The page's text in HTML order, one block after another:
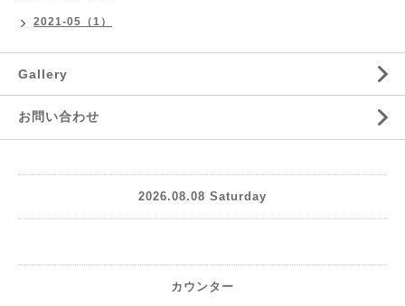
2021-05（1）
Gallery
お問い合わせ
2026.08.08 Saturday
カウンター